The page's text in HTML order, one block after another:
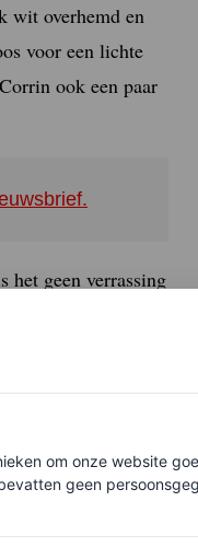
wit overhemd en
voor een lichte
ook een paar
geen verrassing
heeft er een
om onze website
geen